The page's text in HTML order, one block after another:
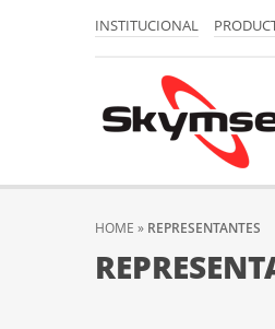
INSTITUCIONAL
HOME » REPRESENTANTES